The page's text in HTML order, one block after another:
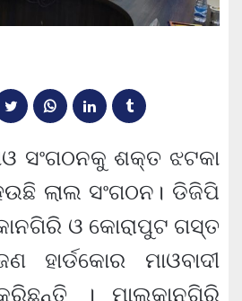
ସଂଗଠନକୁ ଶକ୍ତ ଝଟକା
ଲାଲ ସଂଗଠନ। ଡିଜିପି
ଓ କୋରାପୁଟ ଗସ୍ତ
ମାଓବାଦୀ
। ମାଲକାନଗିରି